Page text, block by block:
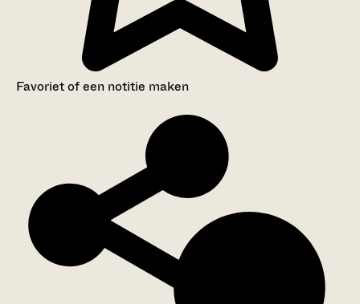
Favoriet of een notitie maken